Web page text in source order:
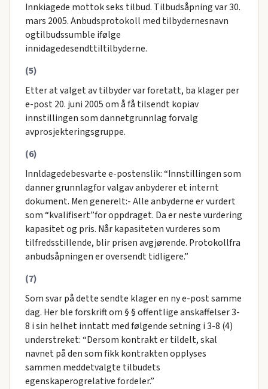
Innkiagede mottok seks tilbud. Tilbudsåpning var 30.
mars 2005. Anbudsprotokoll med tilbydernesnavn
ogtilbudssumble ifølge
innidagedesendttiltilbyderne.
(5)
Etter at valget av tilbyder var foretatt, ba klager per
e-post 20. juni 2005 om å få tilsendt kopiav
innstillingen som dannetgrunnlag forvalg
avprosjekteringsgruppe.
(6)
Innldagedebesvarte e-postenslik: “Innstillingen som
danner grunnlagfor valgav anbyderer et internt
dokument. Men generelt:- Alle anbyderne er vurdert
som “kvalifisert”for oppdraget. Da er neste vurdering
kapasitet og pris. Når kapasiteten vurderes som
tilfredsstillende, blir prisen avgjørende. Protokollfra
anbudsåpningen er oversendt tidligere.”
(7)
Som svar på dette sendte klager en ny e-post samme
dag. Her ble forskrift om § § offentlige anskaffelser 3-
8 i sin helhet inntatt med følgende setning i 3-8 (4)
understreket: “Dersom kontrakt er tildelt, skal
navnet på den som fikk kontrakten opplyses
sammen meddetvalgte tilbudets
egenskaperogrelative fordeler.”